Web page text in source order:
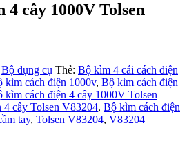
4 cây 1000V Tolsen
Bộ dụng cụ Thẻ: Bộ kìm 4 cái cách điện
kìm cách điện 1000v, Bộ kìm cách điện
kìm cách điện 4 cây 1000V Tolsen
4 cây Tolsen V83204, Bộ kìm cách điện
tay, Tolsen V83204, V83204